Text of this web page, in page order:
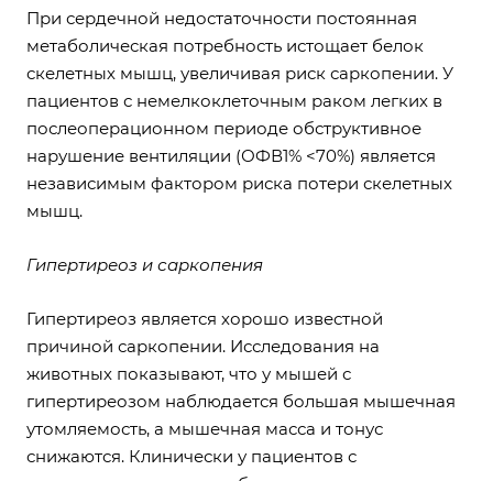
При сердечной недостаточности постоянная
метаболическая потребность истощает белок
скелетных мышц, увеличивая риск саркопении. У
пациентов с немелкоклеточным раком легких в
послеоперационном периоде обструктивное
нарушение вентиляции (ОФВ1% <70%) является
независимым фактором риска потери скелетных
мышц.
Гипертиреоз и саркопения
Гипертиреоз является хорошо известной
причиной саркопении. Исследования на
животных показывают, что у мышей с
гипертиреозом наблюдается большая мышечная
утомляемость, а мышечная масса и тонус
снижаются. Клинически у пациентов с